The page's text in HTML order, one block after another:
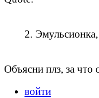
2.
Объясни плз, за что
войти